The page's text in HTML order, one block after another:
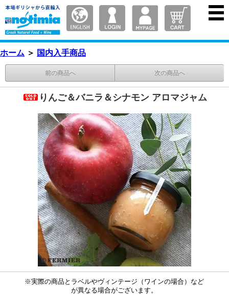
ホーム ＞ 国内入手商品
前の商品へ 次の商品へ
りんご＆バニラ＆シナモン アロマジャム
※実際の商品とラベルやヴィンテージ（ワインの場合）など
が異なる場合がございます。